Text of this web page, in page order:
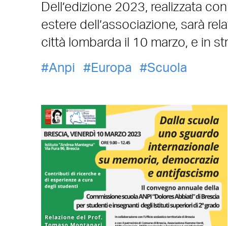
Dell’edizione 2023, realizzata
estere dell’associazione, sarà
città lombarda il 10 marzo, e in
Anpi
Europa Scuola